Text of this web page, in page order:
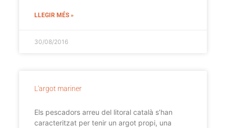
LLEGIR MÉS »
30/08/2016
L'argot mariner
Els pescadors arreu del litoral català s’han
caracteritzat per tenir un argot propi, una